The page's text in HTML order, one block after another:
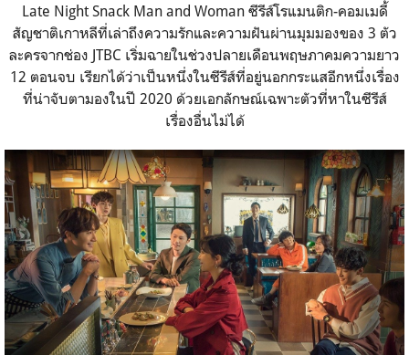
Late Night Snack Man and Woman ซีรีส์โรแมนติก-คอมเมดี้
สัญชาติเกาหลีที่เล่าถึงความรักและความฝันผ่านมุมมองของ 3 ตัว
ละครจากช่อง JTBC เริ่มฉายในช่วงปลายเดือนพฤษภาคมความยาว
12 ตอนจบ เรียกได้ว่าเป็นหนึ่งในซีรีส์ที่อยู่นอกกระแสอีกหนึ่งเรื่อง
ที่น่าจับตามองในปี 2020 ด้วยเอกลักษณ์เฉพาะตัวที่หาในซีรีส์
เรื่องอื่นไม่ได้